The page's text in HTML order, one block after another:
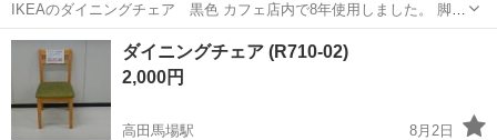
IKEAのダイニングチェア 黒色 カフェ店内で8年使用しました。 脚1
本にガタ付きがあります。
東京 新宿区 高田馬場駅
ダイニングチェア (R710-02)
2,000円
高田馬場駅
8月2日